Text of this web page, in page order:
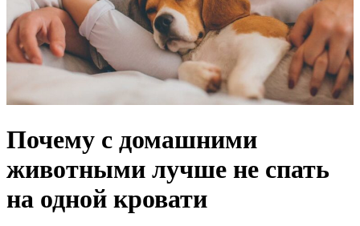
Почему с домашними
животными лучше не спать
на одной кровати